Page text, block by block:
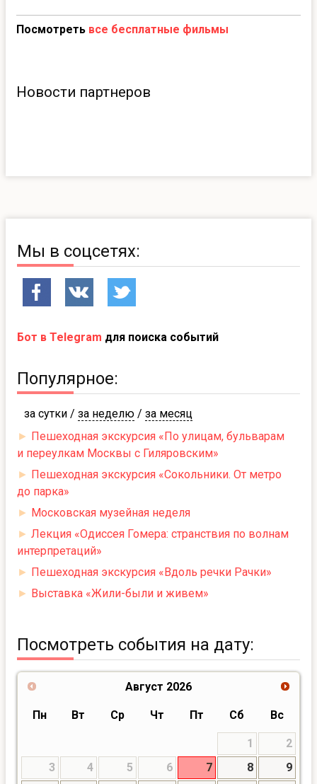
Посмотреть все бесплатные фильмы
Новости партнеров
Мы в соцсетях:
Бот в Telegram для поиска событий
Популярное:
за сутки / за неделю / за месяц
► Пешеходная экскурсия «По улицам, бульварам
и переулкам Москвы с Гиляровским»
► Пешеходная экскурсия «Сокольники. От метро
до парка»
► Московская музейная неделя
► Лекция «Одиссея Гомера: странствия по волнам
интерпретаций»
► Пешеходная экскурсия «Вдоль речки Рачки»
► Выставка «Жили-были и живем»
Посмотреть события на дату:
Август 2026
Пн Вт Ср Чт Пт Сб Вс
1
2
3
4 5 6 7 8
9